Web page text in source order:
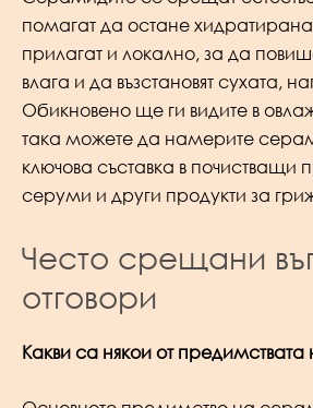
помагат да остане
прилагат и локално, за да
влага и да възстановят сухата,
Обикновено ще ги видите в
така можете да намерите
ключова съставка в почистващи
серуми и други продукти за
Често срещани
отговори
Какви са някои от